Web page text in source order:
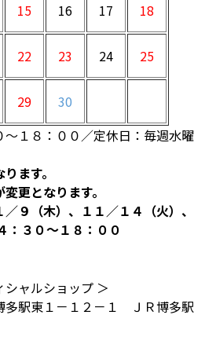
15 16 17 18
22 23 24 25
29
30
１８：００／定休日：毎週水曜
ます。
更となります。
９（木）、１１／１４（火）、
：３０～１８：００
ャルショップ ＞
多駅東１－１２－１ ＪＲ博多駅